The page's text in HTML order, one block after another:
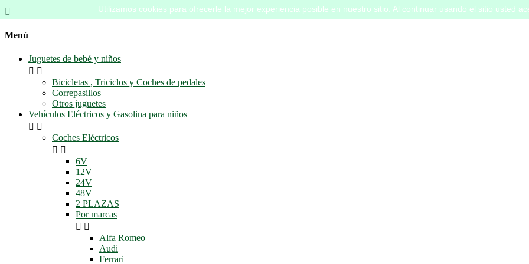
Utilizamos cookies para ofrecerle la mejor experiencia posible en nuestro sitio. Al continuar usando el sitio usted

Menú
Juguetes de bebé y niños
 
Bicicletas , Triciclos y Coches de pedales
Correpasillos
Otros juguetes
Vehículos Eléctricos y Gasolina para niños
 
Coches Eléctricos
 
6V
12V
24V
48V
2 PLAZAS
Por marcas
 
Alfa Romeo
Audi
Ferrari